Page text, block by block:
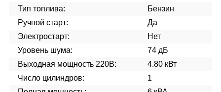
Тип топлива:
Бензин
Ручной старт:
Да
Электростарт:
Нет
Уровень шума:
74 дБ
Выходная мощность 220В:
4.80 кВт
Число цилиндров:
1